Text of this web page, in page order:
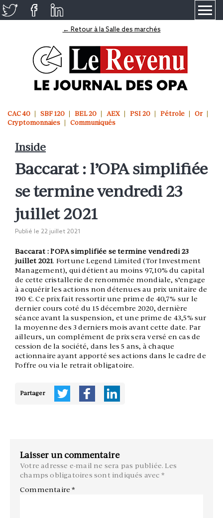
← Retour à la Salle des marchés
CAC 40 SBF 120 BEL 20 AEX PSI 20 Pétrole
Or
Cryptomonnaies
Communiqués
Inside
Baccarat : l’OPA simplifiée
se termine vendredi 23
juillet 2021
Publié le 22 juillet 2021
Baccarat : l’OPA simplifiée se termine vendredi 23
juillet 2021. Fortune Legend Limited (Tor Investment
Management), qui détient au moins 97,10% du capital
de cette cristallerie de renommée mondiale, s’engage
à acquérir les actions non détenues au prix unitaire de
190 €. Ce prix fait ressortir une prime de 40,7% sur le
dernier cours coté du 15 décembre 2020, dernière
séance avant la suspension, et une prime de 43,5% sur
la moyenne des 3 derniers mois avant cette date. Par
ailleurs, un complément de prix sera versé en cas de
cession de la société, dans les 5 ans, à chaque
actionnaire ayant apporté ses actions dans le cadre de
l’offre ou via le retrait obligatoire.
Partager
Laisser un commentaire
Votre adresse e-mail ne sera pas publiée. Les
champs obligatoires sont indiqués avec *
Commentaire*